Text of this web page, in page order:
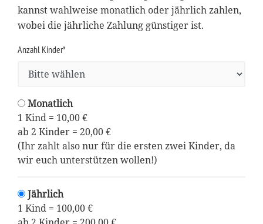
kannst wahlweise monatlich oder jährlich zahlen,
wobei die jährliche Zahlung günstiger ist.
Anzahl Kinder*
Monatlich
1 Kind = 10,00 €
ab 2 Kinder = 20,00 €
(Ihr zahlt also nur für die ersten zwei Kinder, da
wir euch unterstützen wollen!)
Jährlich
1 Kind = 100,00 €